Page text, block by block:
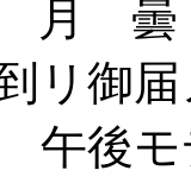
月 曇
リ御
午後モ